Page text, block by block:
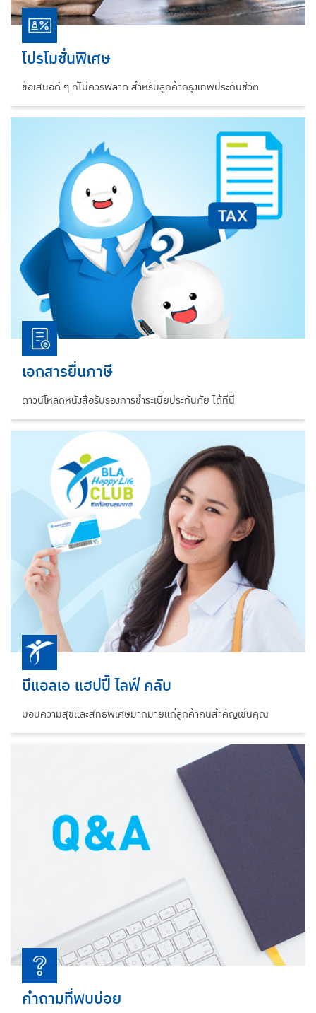
โปรโมชั่นพิเศษ
ข้อเสนอดี ๆ ที่ไม่ควรพลาด สำหรับลูกค้ากรุงเทพประกันชีวิต
เอกสารยื่นภาษี
ดาวน์โหลดหนังสือรับรองการชำระเบี้ยประกันภัย ได้ที่นี่
บีแอลเอ แฮปปี้ ไลฟ์ คลับ
มอบความสุขและสิทธิพิเศษมากมายแก่ลูกค้าคนสำคัญเช่นคุณ
คำถามที่พบบ่อย